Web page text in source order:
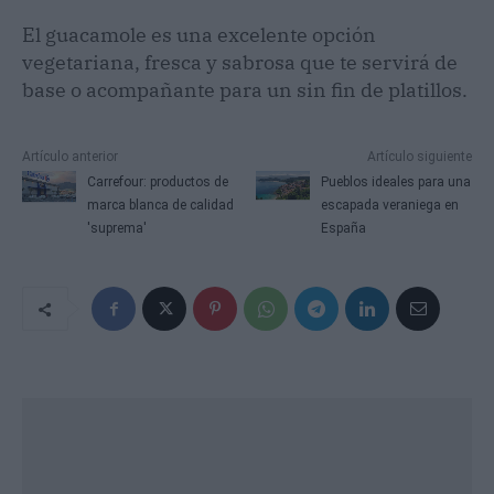
El guacamole es una excelente opción
vegetariana, fresca y sabrosa que te servirá de
base o acompañante para un sin fin de platillos.
Artículo anterior
Carrefour: productos de
marca blanca de calidad
'suprema'
Artículo siguiente
Pueblos ideales para una
escapada veraniega en
España